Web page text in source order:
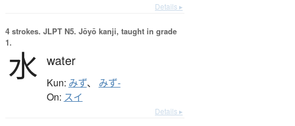
Details ▸
4 strokes. JLPT N5. Jōyō kanji, taught in grade
1.
水 water
Kun: みず、 みず-
On: スイ
Details ▸